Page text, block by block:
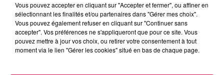
Vous pouvez accepter en cliquant sur "Accepter et fermer", ou affiner en
sélectionnant les finalités et/ou partenaires dans "Gérer mes choix".
Vous pouvez également refuser en cliquant sur "Continuer sans
accepter". Vos préférences ne s'appliqueront que pour ce site. Vous
pouvez mettre à jour vos choix, ou retirer votre consentement à tout
moment via le lien "Gérer les cookies" situé en bas de chaque page.